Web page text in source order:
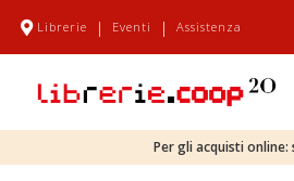
Librerie | Eventi | Assistenza
Per gli acquisti